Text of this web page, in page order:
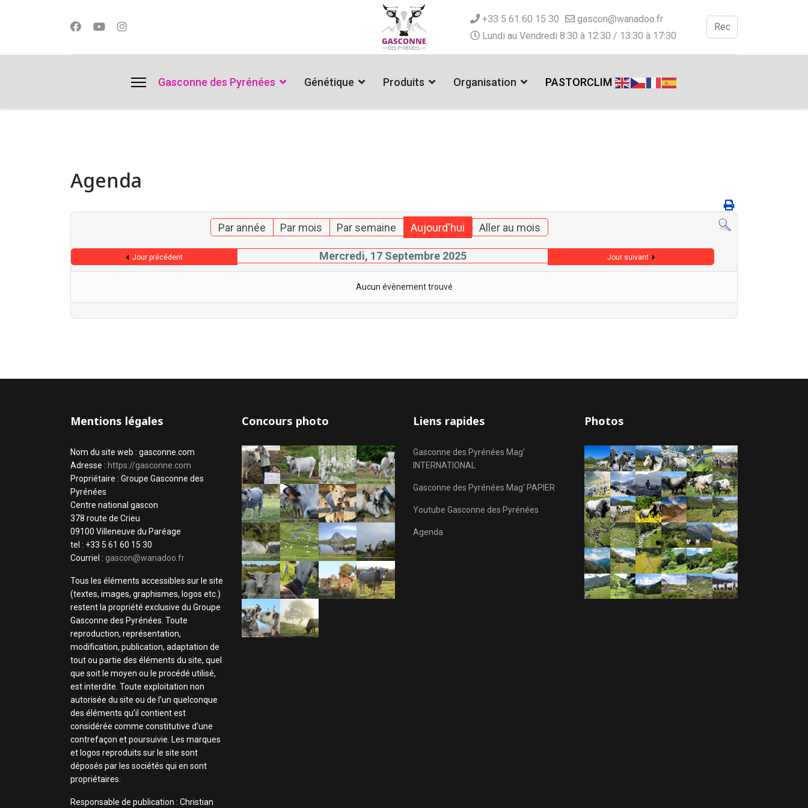
+33 5 61 60 15 30
gascon@wanadoo.fr
Lundi au Vendredi 8:30 à 12:30 / 13:30 à 17:30
Valider
Gasconne des Pyrénées Génétique Produits Organisation PASTORCLIM
Agenda
Par année Par mois Par semaine Aujourd'hui Aller au mois
Jour précédent Mercredi, 17 Septembre 2025 Jour suivant
Aucun évènement trouvé
Mentions légales
Nom du site web : gasconne.com
Adresse : https://gasconne.com
Propriétaire : Groupe Gasconne des
Pyrénées
Centre national gascon
378 route de Crieu
09100 Villeneuve du Paréage
tel : +33 5 61 60 15 30
Courriel : gascon@wanadoo.fr
Tous les éléments accessibles sur le site
(textes, images, graphismes, logos etc.)
restent la propriété exclusive du Groupe
Gasconne des Pyrénées. Toute
reproduction, représentation,
modification, publication, adaptation de
tout ou partie des éléments du site, quel
que soit le moyen ou le procédé utilisé,
est interdite. Toute exploitation non
autorisée du site ou de l’un quelconque
des éléments qu’il contient est
considérée comme constitutive d’une
contrefaçon et poursuivie. Les marques
et logos reproduits sur le site sont
déposés par les sociétés qui en sont
propriétaires.
Responsable de publication : Christian
Concours photo Liens rapides
Gasconne des Pyrénées Mag'
INTERNATIONAL
Gasconne des Pyrénées Mag' PAPIER
Youtube Gasconne des Pyrénées
Agenda
Photos